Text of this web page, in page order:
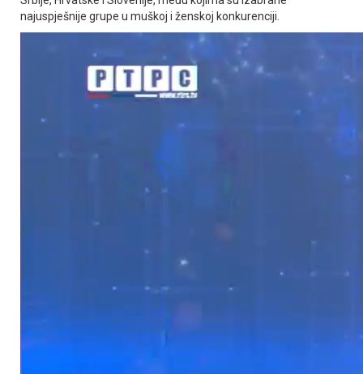
najuspješnije grupe u muškoj i ženskoj konkurenciji.